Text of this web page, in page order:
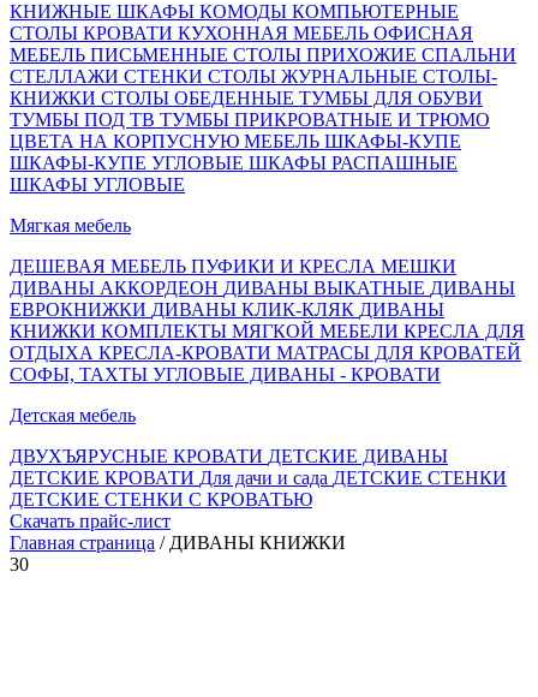
КНИЖНЫЕ ШКАФЫ КОМОДЫ КОМПЬЮТЕРНЫЕ
СТОЛЫ КРОВАТИ КУХОННАЯ МЕБЕЛЬ ОФИСНАЯ
МЕБЕЛЬ ПИСЬМЕННЫЕ СТОЛЫ ПРИХОЖИЕ СПАЛЬНИ
СТЕЛЛАЖИ СТЕНКИ СТОЛЫ ЖУРНАЛЬНЫЕ СТОЛЫ-
КНИЖКИ СТОЛЫ ОБЕДЕННЫЕ ТУМБЫ ДЛЯ ОБУВИ
ТУМБЫ ПОД ТВ ТУМБЫ ПРИКРОВАТНЫЕ И ТРЮМО
ЦВЕТА НА КОРПУСНУЮ МЕБЕЛЬ ШКАФЫ-КУПЕ
ШКАФЫ-КУПЕ УГЛОВЫЕ ШКАФЫ РАСПАШНЫЕ
ШКАФЫ УГЛОВЫЕ
Мягкая мебель
ДЕШЕВАЯ МЕБЕЛЬ ПУФИКИ И КРЕСЛА МЕШКИ
ДИВАНЫ АККОРДЕОН ДИВАНЫ ВЫКАТНЫЕ ДИВАНЫ
ЕВРОКНИЖКИ ДИВАНЫ КЛИК-КЛЯК ДИВАНЫ
КНИЖКИ КОМПЛЕКТЫ МЯГКОЙ МЕБЕЛИ КРЕСЛА ДЛЯ
ОТДЫХА КРЕСЛА-КРОВАТИ МАТРАСЫ ДЛЯ КРОВАТЕЙ
СОФЫ, ТАХТЫ УГЛОВЫЕ ДИВАНЫ - КРОВАТИ
Детская мебель
ДВУХЪЯРУСНЫЕ КРОВАТИ ДЕТСКИЕ ДИВАНЫ
ДЕТСКИЕ КРОВАТИ Для дачи и сада ДЕТСКИЕ СТЕНКИ
ДЕТСКИЕ СТЕНКИ С КРОВАТЬЮ
Скачать прайс-лист
Главная страница / ДИВАНЫ КНИЖКИ
30